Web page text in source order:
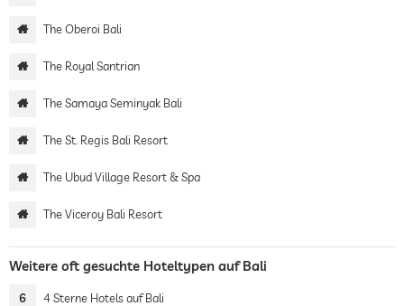
The Oberoi Bali
The Royal Santrian
The Samaya Seminyak Bali
The St. Regis Bali Resort
The Ubud Village Resort & Spa
The Viceroy Bali Resort
Weitere oft gesuchte Hoteltypen auf Bali
6 4 Sterne Hotels auf Bali